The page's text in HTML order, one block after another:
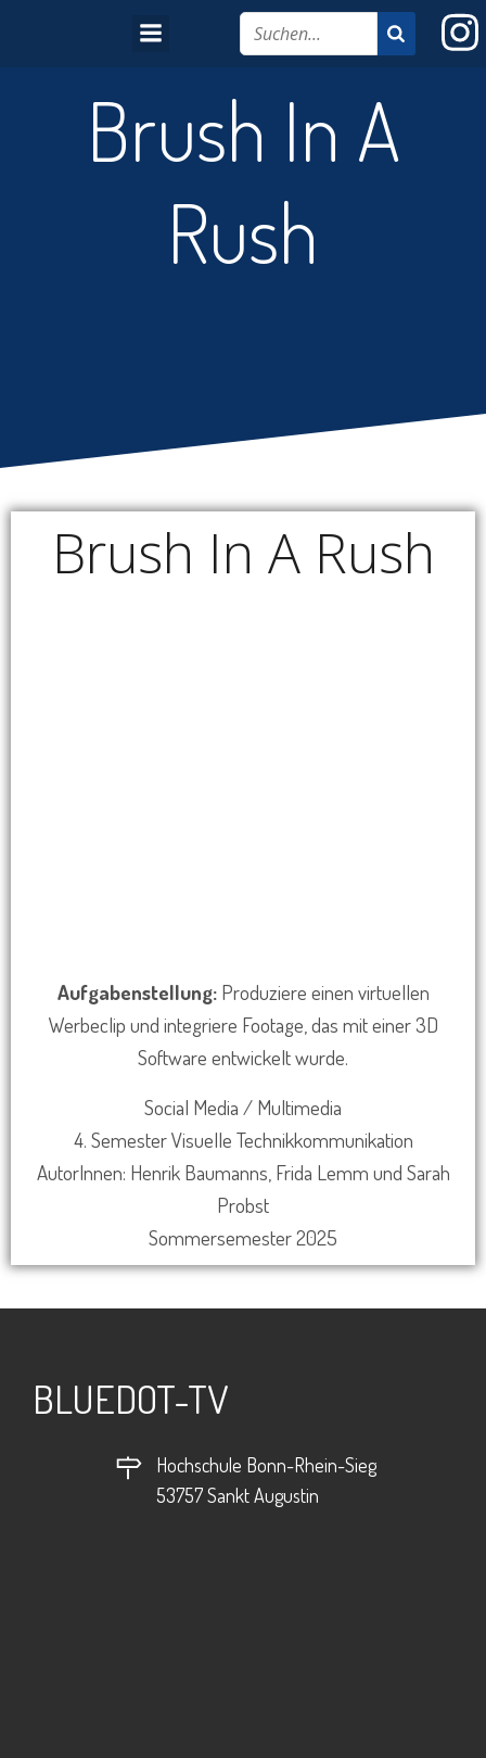
Brush In A
Rush
Brush In A Rush
Aufgabenstellung:Produziere einen virtuellen
Werbeclip und integriere Footage, das mit einer 3D
Software entwickelt wurde.
Social Media / Multimedia
4. Semester Visuelle Technikkommunikation
AutorInnen: Henrik Baumanns, Frida Lemm und Sarah
Probst
Sommersemester 2025
BLUEDOT-TV
Hochschule Bonn-Rhein-Sieg
53757 Sankt Augustin